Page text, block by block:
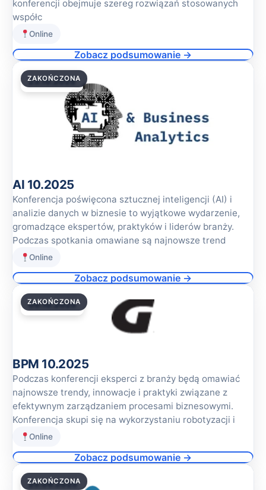
konferencji obejmuje szereg rozwiązań stosowanych
współc
Online
Zobacz podsumowanie →
23.10.2025
ZAKOŃCZONA
AI 10.2025
Konferencja poświęcona sztucznej inteligencji (AI) i
analizie danych w biznesie to wyjątkowe wydarzenie,
gromadzące ekspertów, praktyków i liderów branży.
Podczas spotkania omawiane są najnowsze trend
Online
Zobacz podsumowanie →
09.10.2025
ZAKOŃCZONA
BPM 10.2025
Podczas konferencji eksperci z branży będą omawiać
najnowsze trendy, innowacje i praktyki związane z
efektywnym zarządzaniem procesami biznesowymi.
Konferencja skupi się na wykorzystaniu robotyzacji i
Online
Zobacz podsumowanie →
25.09.2025
ZAKOŃCZONA